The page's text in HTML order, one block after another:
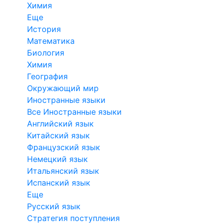
Химия
Еще
История
Математика
Биология
Химия
География
Окружающий мир
Иностранные языки
Все Иностранные языки
Английский язык
Китайский язык
Французский язык
Немецкий язык
Итальянский язык
Испанский язык
Еще
Русский язык
Стратегия поступления